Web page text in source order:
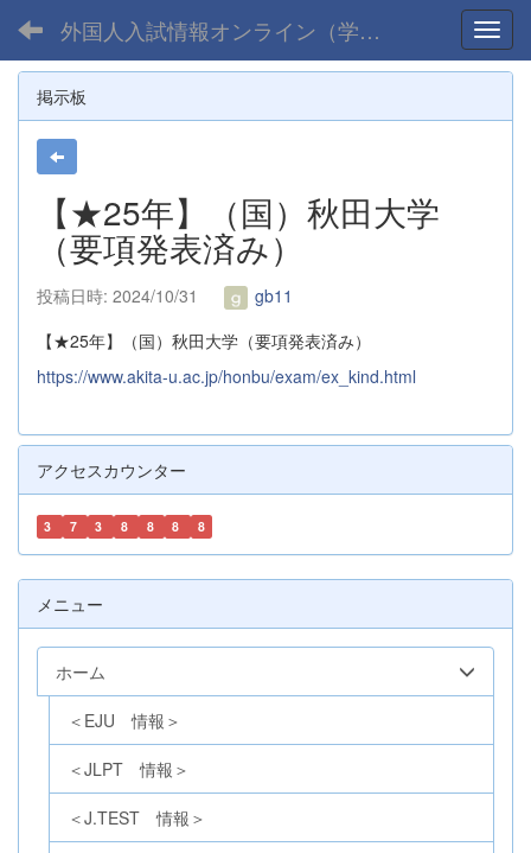
外国人入試情報オンライン（学部）
掲示板
【★25年】（国）秋田大学
（要項発表済み）
投稿日時: 2024/10/31
gb11
【★25年】（国）秋田大学（要項発表済み）
https://www.akita-u.ac.jp/honbu/exam/ex_kind.html
アクセスカウンター
3 7 3 8 8 8 8
メニュー
ホーム
＜EJU 情報＞
＜JLPT 情報＞
＜J.TEST 情報＞